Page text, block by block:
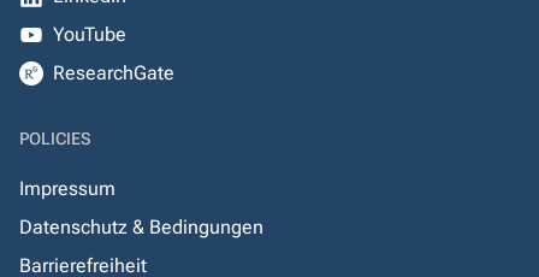
YouTube
ResearchGate
POLICIES
Impressum
Datenschutz & Bedingungen
Barrierefreiheit